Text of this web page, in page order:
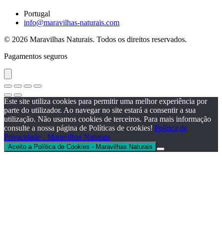
Portugal
info@maravilhas-naturais.com
© 2026 Maravilhas Naturais. Todos os direitos reservados.
Pagamentos seguros
Este site utiliza cookies para permitir uma melhor experiência por
parte do utilizador. Ao navegar no site estará a consentir a sua
utilização. Não usamos cookies de terceiros. Para mais informação
consulte a nossa página de Políticas de cookies! Política de
Privacidade - Maravilhas Naturais
Aceito a Política de Cookies - Maravilhas Naturais